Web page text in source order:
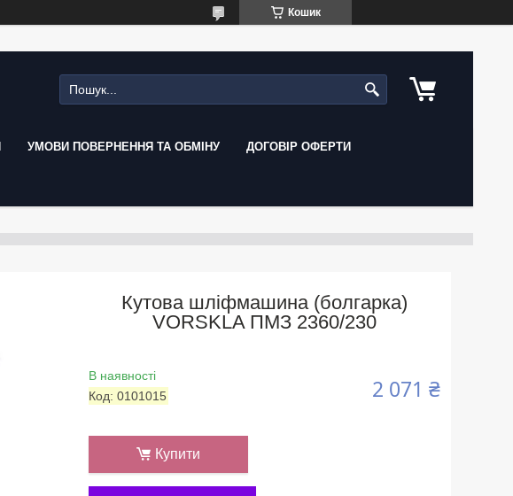
Кошик
УМОВИ ПОВЕРНЕННЯ ТА ОБМІНУ ДОГОВІР ОФЕРТИ
Кутова шліфмашина (болгарка)
VORSKLA ПМЗ 2360/230
В наявності
Код: 0101015 2 071 ₴
Купити